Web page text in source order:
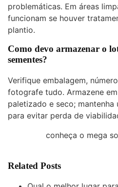
problemáticas. Em áreas
funcionam se houver
plantio.
Como devo armazenar o
sementes?
Verifique embalagem,
fotografe tudo. Armazene
paletizado e seco; mantenha
para evitar perda de
conheça o mega
Related Posts